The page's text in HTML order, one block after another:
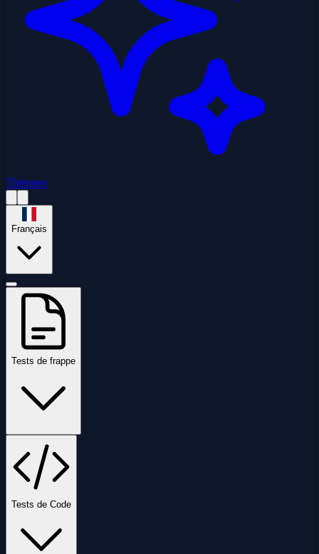
Thèmes
Français
Tests de frappe
Tests de Code